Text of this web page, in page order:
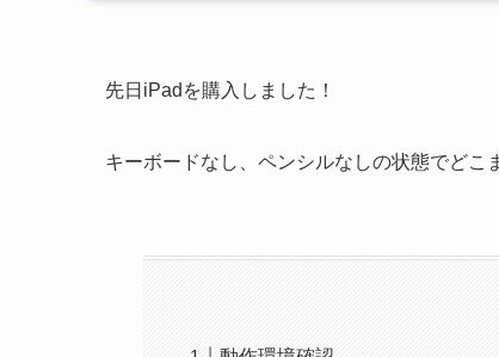
先日iPadを購入しました！
キーボードなし、ペンシルなしの状態でどこ